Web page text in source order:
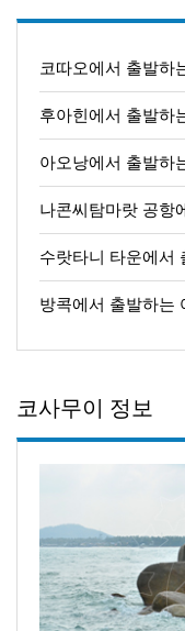
코따오에서 출발하
후아힌에서 출발하
아오낭에서 출발하
나콘씨탐마랏 공항
수랏타니 타운에서
방콕에서 출발하는
코사무이 정보